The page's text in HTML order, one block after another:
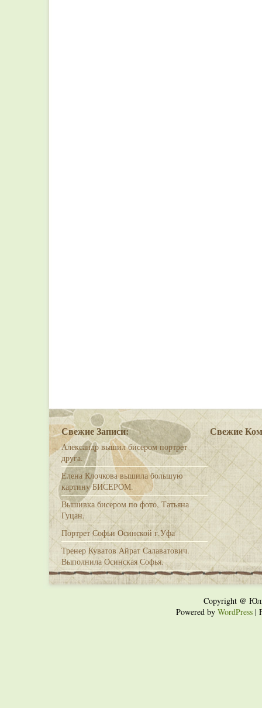
Свежие Записи:
Александр вышил бисером портрет
друга.
Елена Клочкова вышила большую
картину БИСЕРОМ.
Вышивка бисером по фото, Татьяна
Гуцан.
Портрет Софьи Осинской г.Уфа
Тренер Куватов Айрат Салаватович.
Выполнила Осинская Софья.
Свежие
Copyright @
Powered by WordPress |